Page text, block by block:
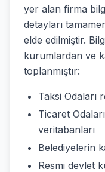
yer alan firma
detayları
elde edilmiştir.
kurumlardan ve
toplanmıştır:
Taksi Odaları
Ticaret
veritabanları
Belediyelerin
Resmi devlet